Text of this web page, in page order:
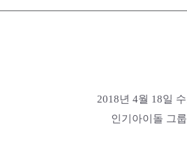
2018년 4월 18일
인기아이돌 그